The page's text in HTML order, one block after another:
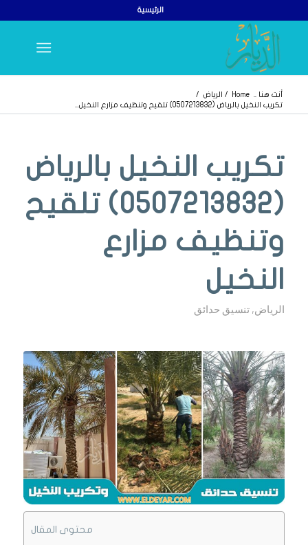
الرئيسية
أنت هنا .. Home
/ الرياض
/
تكريب النخيل بالرياض (0507213832) تلقيح وتنظيف مزارع النخيل...
تكريب النخيل بالرياض
(0507213832) تلقيح
وتنظيف مزارع
النخيل
الرياض, تنسيق حدائق
محتوى المقال